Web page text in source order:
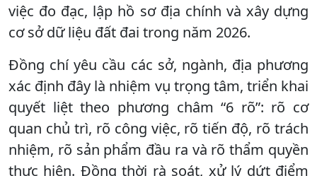
việc đo đạc, lập hồ sơ địa chính và xây dựng
cơ sở dữ liệu đất đai trong năm 2026.
Đồng chí yêu cầu các sở, ngành, địa phương
xác định đây là nhiệm vụ trọng tâm, triển khai
quyết liệt theo phương châm “6 rõ”: rõ cơ
quan chủ trì, rõ công việc, rõ tiến độ, rõ trách
nhiệm, rõ sản phẩm đầu ra và rõ thẩm quyền
thực hiện. Đồng thời rà soát, xử lý dứt điểm